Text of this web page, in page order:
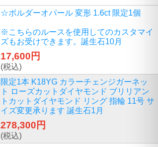
☆ボルダーオパール 変形 1.6ct 限定1個
※こちらのルースを使用してのカスタマイ
ズもお受けできます。誕生石10月
17,600円
(税込)
限定1本 K18YG カラーチェンジガーネッ
ト ローズカットダイヤモンド ブリリアン
トカットダイヤモンド リング 指輪 11号 サ
イズ変更承ります 誕生石1月
278,300円
(税込)